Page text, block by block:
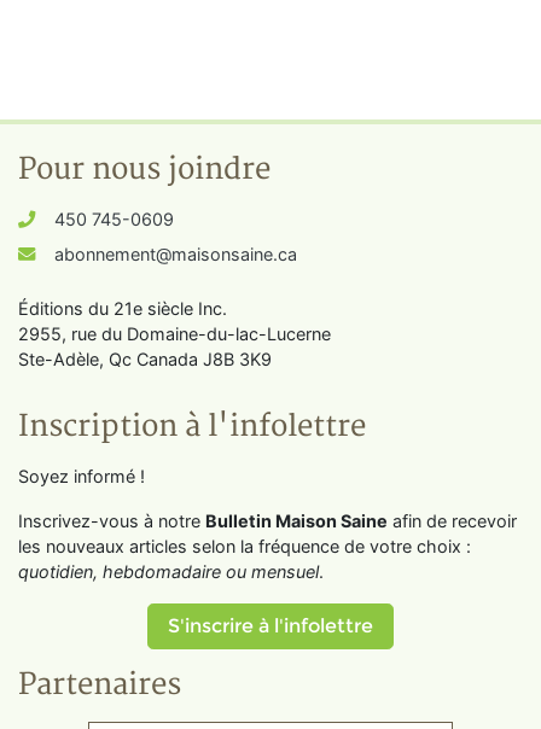
Pour nous joindre
450 745-0609
abonnement@maisonsaine.ca
Éditions du 21e siècle Inc.
2955, rue du Domaine-du-lac-Lucerne
Ste-Adèle, Qc Canada J8B 3K9
Inscription à l'infolettre
Soyez informé !
Inscrivez-vous à notre Bulletin Maison Saine afin de recevoir
les nouveaux articles selon la fréquence de votre choix :
quotidien, hebdomadaire ou mensuel.
S'inscrire à l'infolettre
Partenaires